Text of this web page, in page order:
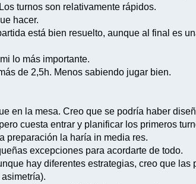
turnos son relativamente rápidos.
hacer.
está bien resuelto, aunque al final es
lo más importante.
de 2,5h. Menos sabiendo jugar bien.
en la mesa. Creo que se podría haber
cuesta entrar y planificar los primeros
preparación la haría in media res.
excepciones para acordarte de todo.
hay diferentes estrategias, creo que